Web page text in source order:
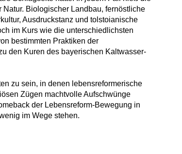
Natur. Biologischer Landbau, fernöstliche
Ausdruckstanz und tolstoianische
im Kurs wie die unterschiedlichsten
bestimmten Praktiken der
den Kuren des bayerischen Kaltwasser-
zu sein, in denen lebensreformerische
Zügen machtvolle Aufschwünge
der Lebensreform-Bewegung in
im Wege stehen.